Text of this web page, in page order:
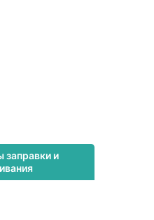
заправки и